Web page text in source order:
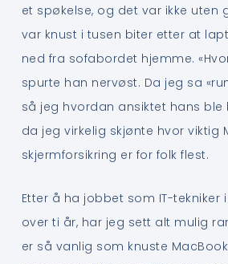
et spøkelse, og det var ikke uten
var knust i tusen biter etter at
ned fra sofabordet hjemme.
spurte han nervøst. Da jeg sa
så jeg hvordan ansiktet hans ble
da jeg virkelig skjønte hvor viktig
skjermforsikring er for folk flest.
Etter å ha jobbet som IT-tekniker
over ti år, har jeg sett alt mulig
er så vanlig som knuste